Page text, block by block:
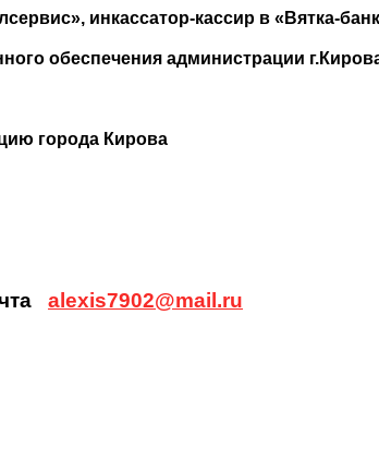
инкассатор-кассир в «Вятка-
обеспечения администрации
города Кирова
alexis7902@mail.ru